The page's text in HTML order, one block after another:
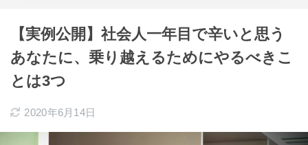
【実例公開】社会人一年目で辛いと思う
あなたに、乗り越えるためにやるべきこ
とは3つ
2020年6月14日